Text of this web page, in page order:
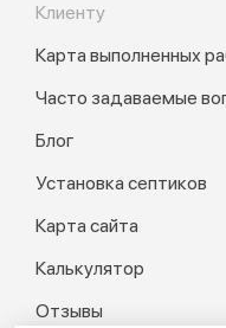
Клиенту
Карта выполненных
Часто задаваемые
Блог
Установка септиков
Карта сайта
Калькулятор
Отзывы